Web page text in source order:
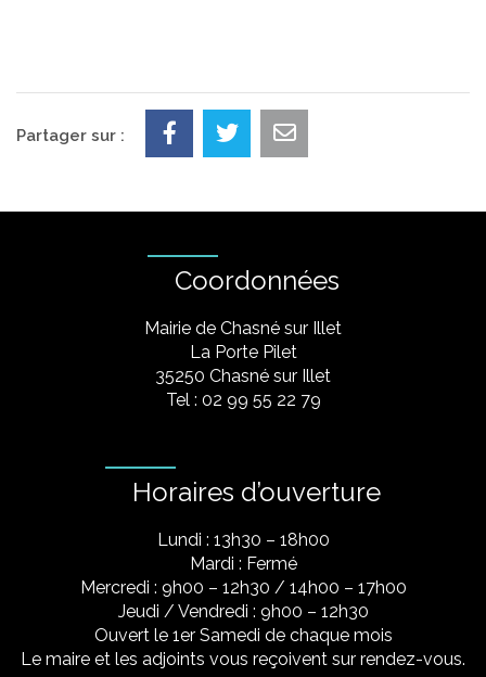
Partager sur :
Coordonnées
Mairie de Chasné sur Illet
La Porte Pilet
35250 Chasné sur Illet
Tel : 02 99 55 22 79
Horaires d’ouverture
Lundi : 13h30 – 18h00
Mardi : Fermé
Mercredi : 9h00 – 12h30 / 14h00 – 17h00
Jeudi / Vendredi : 9h00 – 12h30
Ouvert le 1er Samedi de chaque mois
Le maire et les adjoints vous reçoivent sur rendez-vous.